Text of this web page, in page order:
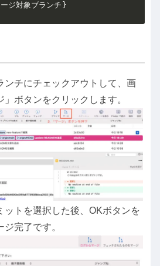
対象ブランチ}
ンチにチェックアウトして、画
ボタンをクリックします。
ットを選択した後、OKボタンを
完了です。